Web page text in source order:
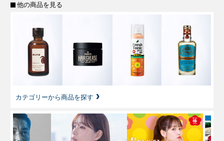
他の商品を見る
カテゴリーから商品を探す